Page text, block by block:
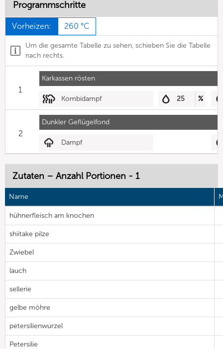
Programmschritte
Vorheizen: 260 °C
Um die gesamte Tabelle zu sehen, schieben Sie die Tabelle
nach rechts.
Karkassen rösten
1
Kombidampf 25 %
Dunkler Geflügelfond
2
Dampf
Zutaten – Anzahl Portionen - 1
Name
hühnerfleisch am knochen
shiitake pilze
Zwiebel
lauch
sellerie
gelbe möhre
petersilienwurzel
Petersilie